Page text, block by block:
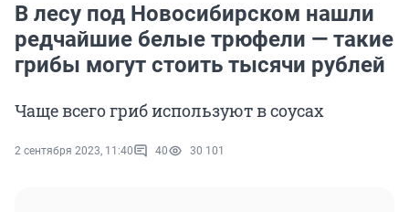
В лесу под Новосибирском нашли
редчайшие белые трюфели — такие
грибы могут стоить тысячи рублей
Чаще всего гриб используют в соусах
2 сентября 2023, 11:40 40 30 101